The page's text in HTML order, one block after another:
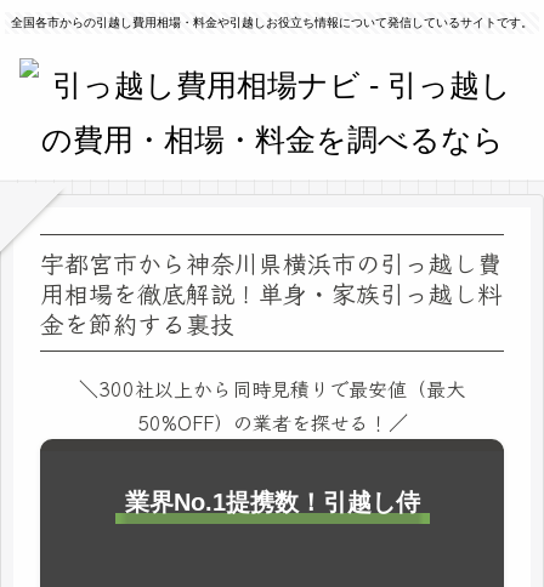
全国各市からの引越し費用相場・料金や引越しお役立ち情報について発信しているサイトです。
宇都宮市から神奈川県横浜市の引っ越し費
用相場を徹底解説！単身・家族引っ越し料
金を節約する裏技
＼300社以上から同時見積りで最安値（最大
50%OFF）の業者を探せる！／
業界No.1提携数！引越し侍